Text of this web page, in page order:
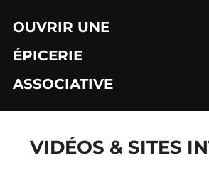
contenu
OUVRIR UNE
ÉPICERIE
ASSOCIATIVE
VIDÉOS & SITES